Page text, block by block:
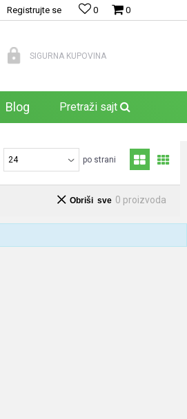
0
0
Registrujte se
SIGURNA KUPOVINA
Blog Pretraži sajt
po strani
0 proizvoda
Obriši sve